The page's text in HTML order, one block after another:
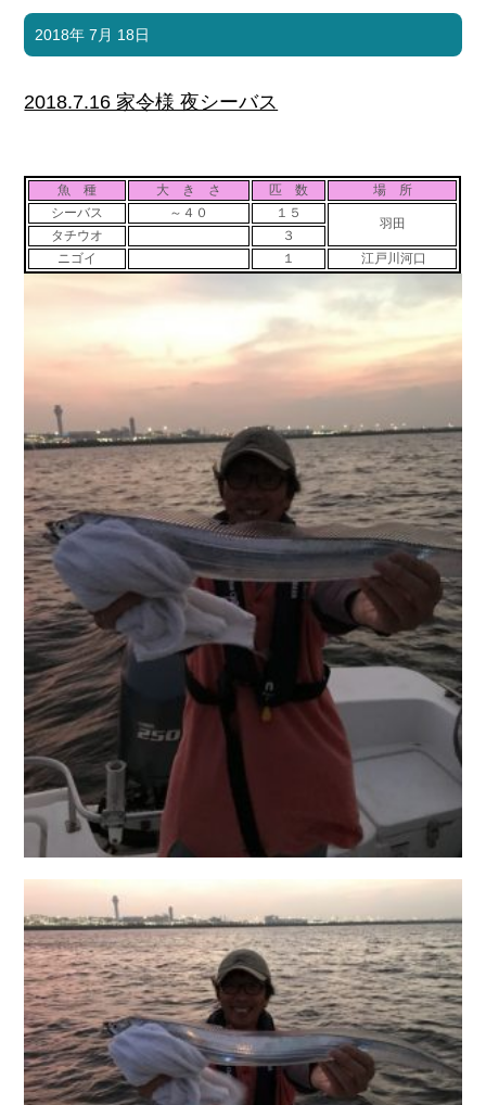
2018年 7月 18日
2018.7.16 家令様 夜シーバス
魚 種 大 き さ 匹 数
場 所
シーバス
～４０ １５
羽田
タチウオ
３
ニゴイ
１ 江戸川河口